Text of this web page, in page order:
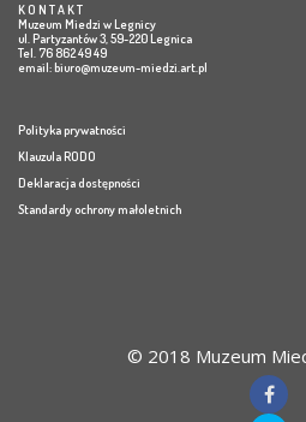
K O N T A K T
Muzeum Miedzi w Legnicy
ul. Partyzantów 3, 59-220 Legnica
Tel. 76 862 49 49
email:biuro@muzeum-miedzi.art.pl
Polityka prywatności
Klauzula RODO
Deklaracja dostępności
Standardy ochrony małoletnich
© 2018 Muzeum